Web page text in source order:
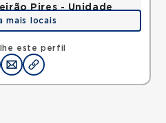
este perfil
Pires - Unidade
Ribeirao Pires, SP,
mais locais